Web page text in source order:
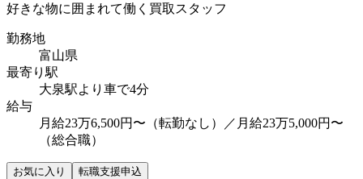
好きな物に囲まれて働く買取スタッフ
勤務地
富山県
最寄り駅
大泉駅より車で4分
給与
月給23万6,500円〜（転勤なし）／月給23万5,000円〜
（総合職）
お気に入り 転職支援申込